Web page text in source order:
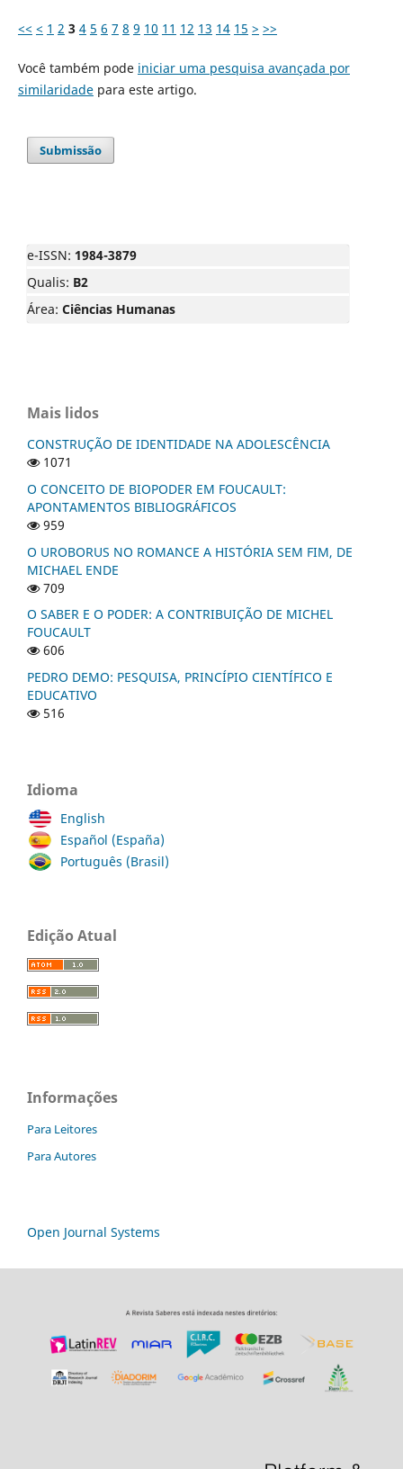
<< < 1 2 3 4 5 6 7 8 9 10 11 12 13 14 15 > >>
Você também pode iniciar uma pesquisa avançada por
similaridadepara este artigo.
Submissão
e-ISSN: 1984-3879
Qualis: B2
Área: Ciências Humanas
Mais lidos
CONSTRUÇÃO DE IDENTIDADE NA ADOLESCÊNCIA
1071
O CONCEITO DE BIOPODER EM FOUCAULT:
APONTAMENTOS BIBLIOGRÁFICOS
959
O UROBORUS NO ROMANCE A HISTÓRIA SEM FIM, DE
MICHAEL ENDE
709
O SABER E O PODER: A CONTRIBUIÇÃO DE MICHEL
FOUCAULT
606
PEDRO DEMO: PESQUISA, PRINCÍPIO CIENTÍFICO E
EDUCATIVO
516
Idioma
English
Español (España)
Português (Brasil)
Edição Atual
Informações
Para Leitores
Para Autores
Open Journal Systems